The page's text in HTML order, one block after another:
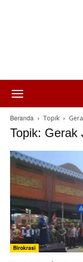
Beranda Topik
Topik: Gerak
Birokrasi